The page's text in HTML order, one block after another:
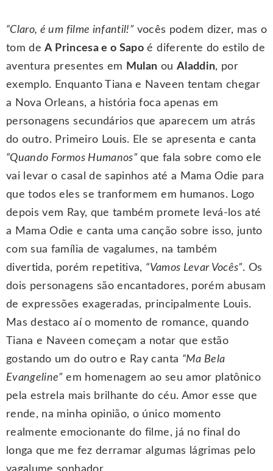
“Claro, é um filme infantil!” vocês podem dizer, mas o
tom deA Princesa e o Sapo é diferente do estilo de
aventura presentes em Mulan ou Aladdin, por
exemplo. Enquanto Tiana e Naveen tentam chegar
a Nova Orleans, a história foca apenas em
personagens secundários que aparecem um atrás
do outro. Primeiro Louis. Ele se apresenta e canta
“Quando Formos Humanos” que fala sobre como ele
vai levar o casal de sapinhos até a Mama Odie para
que todos eles se tranformem em humanos. Logo
depois vem Ray, que também promete levá-los até
a Mama Odie e canta uma canção sobre isso, junto
com sua família de vagalumes, na também
divertida, porém repetitiva, “Vamos Levar Vocês”. Os
dois personagens são encantadores, porém abusam
de expressões exageradas, principalmente Louis.
Mas destaco aí o momento de romance, quando
Tiana e Naveen começam a notar que estão
gostando um do outro e Ray canta “Ma Bela
Evangeline” em homenagem ao seu amor platônico
pela estrela mais brilhante do céu. Amor esse que
rende, na minha opinião, o único momento
realmente emocionante do filme, já no final do
longa que me fez derramar algumas lágrimas pelo